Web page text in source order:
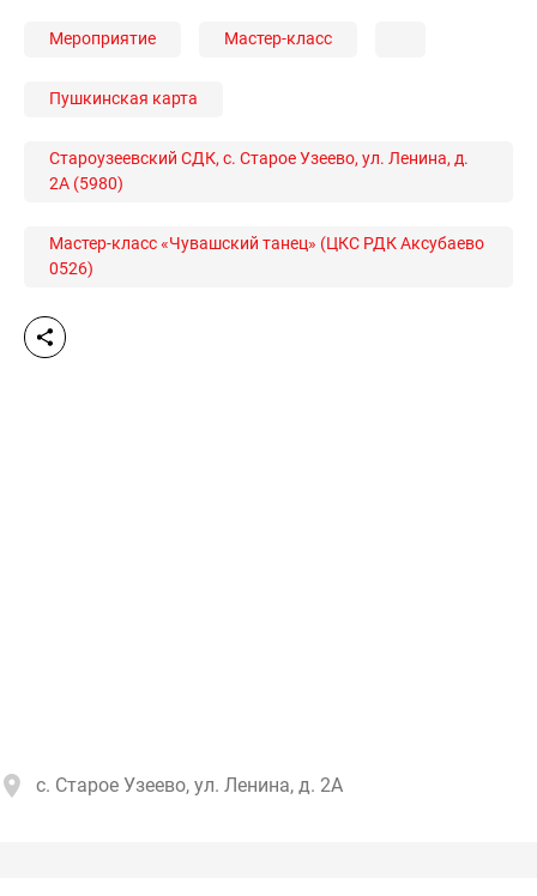
Мероприятие Мастер-класс
Пушкинская карта
Староузеевский СДК, с. Старое Узеево, ул. Ленина, д.
2А (5980)
Мастер-класс «Чувашский танец» (ЦКС РДК Аксубаево
0526)
с. Старое Узеево, ул. Ленина, д. 2А